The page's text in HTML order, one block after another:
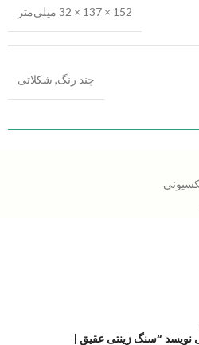
152 × 137 × 32 میلی‌متر
چند رنگ, شکلاتی
نویسد “سنگ زینتی عقیق |